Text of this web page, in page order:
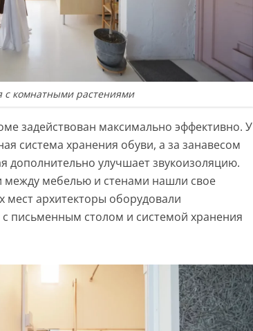
с комнатными растениями
задействован максимально эффективно. У
система хранения обуви, а за занавесом
дополнительно улучшает звукоизоляцию.
мебелью и стенами нашли свое
мест архитекторы оборудовали
письменным столом и системой хранения